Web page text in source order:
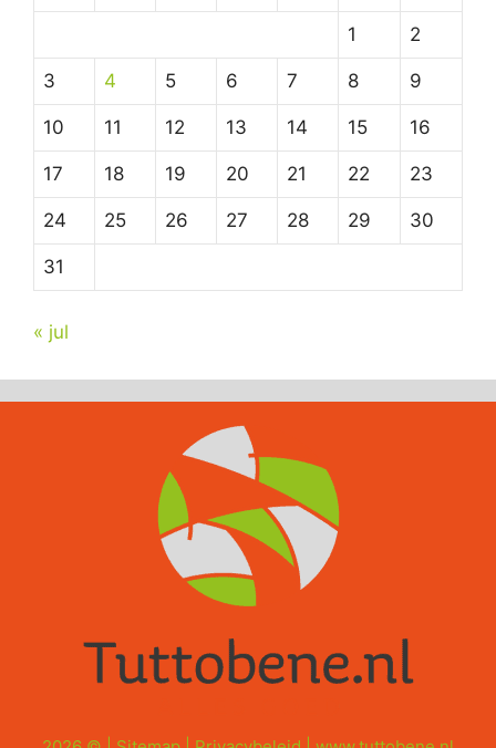
1 2
3 4 5 6 7 8 9
10 11 12 13 14 15 16
17 18 19 20 21 22 23
24 25 26 27 28 29 30
31
« jul